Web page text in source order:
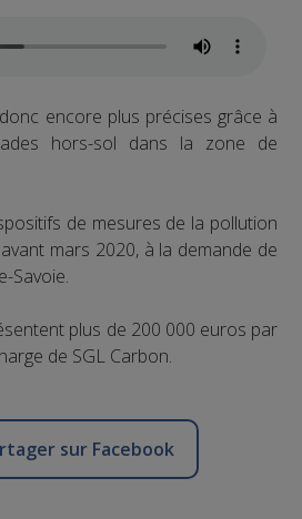
encore plus précises grâce à
hors-sol dans la zone de
de mesures de la pollution
mars 2020, à la demande de
Savoie.
plus de 200 000 euros par
de SGL Carbon.
sur Facebook